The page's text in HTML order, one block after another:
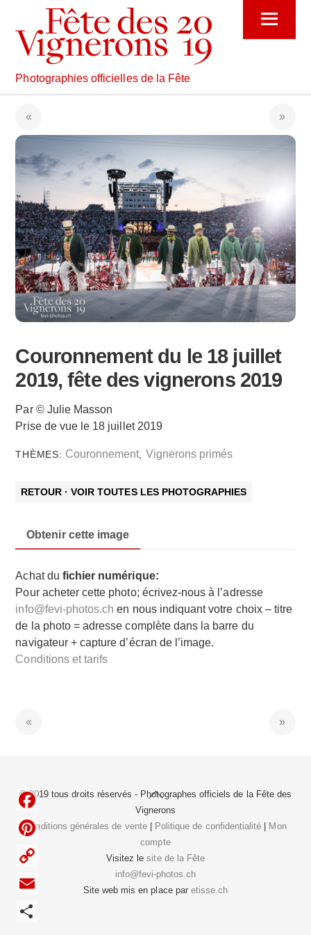
content
Menu
Photographies officielles de la Fête
Couronnement du le 18 juillet
2019, fête des vignerons 2019
Par © Julie Masson
Prise de vue le 18 juillet 2019
THÈMES: Couronnement, Vignerons primés
RETOUR · VOIR TOUTES LES PHOTOGRAPHIES
Obtenir cette image
Achat du fichier numérique:
Pour acheter cette photo; écrivez-nous à l’adresse
info@fevi-photos.ch en nous indiquant votre choix – titre
de la photo = adresse complète dans la barre du
navigateur + capture d’écran de l’image.
Conditions et tarifs
Back
To
Top
© 2019 tous droits réservés - Photographes officiels de la Fête des
Vignerons
Conditions générales de vente| Politique de confidentialité
Mon
compte
Visitez lesite de la Fête
info@fevi-photos.ch
Site web mis en place par etisse.ch
F
c
e
b
C